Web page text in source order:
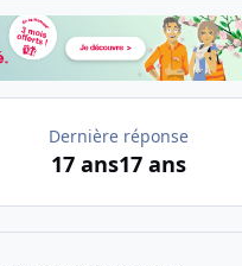
Dernière réponse
17 ans17 ans